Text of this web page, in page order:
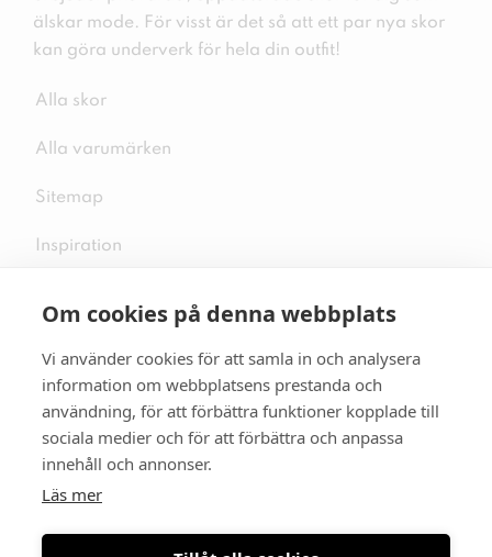
Om cookies på denna webbplats
Vi använder cookies för att samla in och analysera
information om webbplatsens prestanda och
användning, för att förbättra funktioner kopplade till
sociala medier och för att förbättra och anpassa
innehåll och annonser.
Läs mer
älskar mode. För visst är det så att ett par nya skor
kan göra underverk för hela din outfit!
Alla skor
Alla varumärken
Sitemap
Inspiration
Följ oss på sociala medier
Se mer skor: skopunkten.se